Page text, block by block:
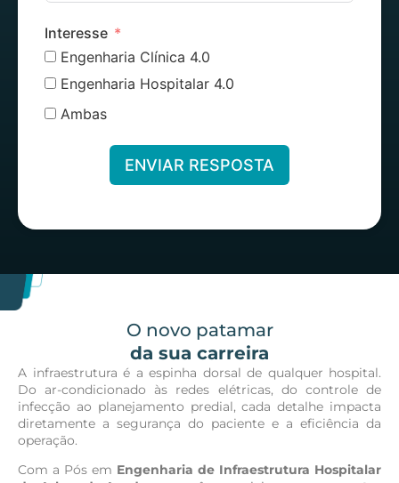
Interesse
Engenharia Clínica 4.0
Engenharia Hospitalar 4.0
Ambas
ENVIAR RESPOSTA
O novo patamar
da sua carreira
A infraestrutura é a espinha dorsal de qualquer hospital.
Do ar-condicionado às redes elétricas, do controle de
infecção ao planejamento predial, cada detalhe impacta
diretamente a segurança do paciente e a eficiência da
operação.
Com a Pós em Engenharia de Infraestrutura Hospitalar